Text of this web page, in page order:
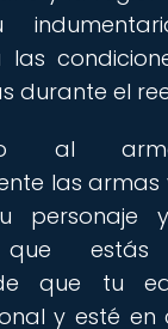
durante el
al
las armas
personaje
estás
que tu
y esté en